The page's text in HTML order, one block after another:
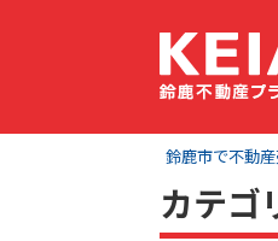
鈴鹿市で不動
カテゴ